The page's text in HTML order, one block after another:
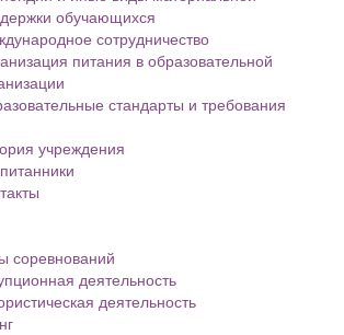
обучающихся
сотрудничество
питания в образовательной
стандарты и требования
учреждения
соревнований
деятельность
деятельность